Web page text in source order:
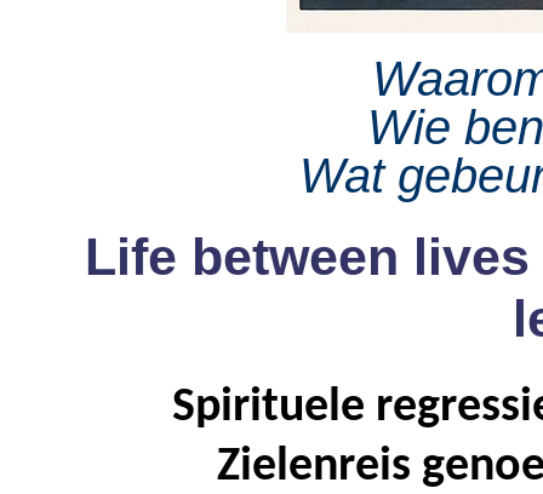
Wie
Wat
Life between
Spirituele
Zielenreis